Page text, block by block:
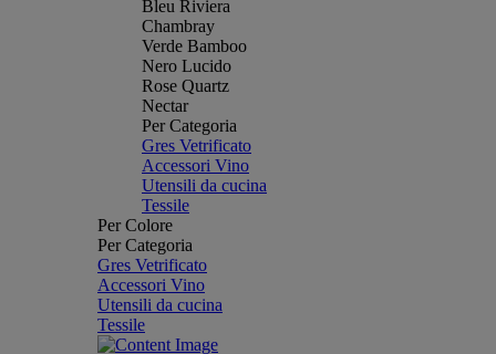
Bleu Riviera
Chambray
Verde Bamboo
Nero Lucido
Rose Quartz
Nectar
Per Categoria
Gres Vetrificato
Accessori Vino
Utensili da cucina
Tessile
Per Colore
Per Categoria
Gres Vetrificato
Accessori Vino
Utensili da cucina
Tessile